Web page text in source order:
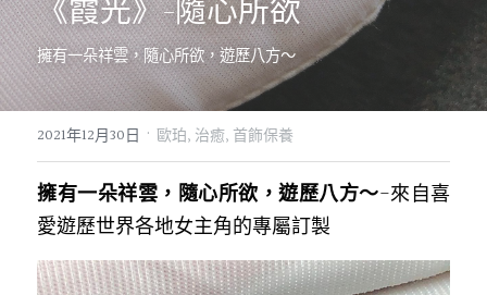
06｜玉韻茶香
07｜眾神禮讚
08｜寶石旅行
優雅珍珠
溫潤玉石
常見問答
搜索
創作選購
《霞光》-隨心所欲
擁有一朵祥雲，隨心所欲，遊歷八方～
2021年12月30日 · 歐珀, 治癒, 首飾保養
擁有一朵祥雲，隨心所欲，遊歷八方～-來自喜
愛遊歷世界各地女主角的專屬訂製